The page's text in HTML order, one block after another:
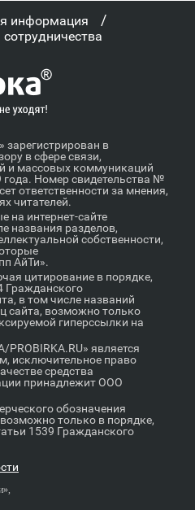
информация /
зарегистрирован в
в сфере связи,
и массовых коммуникаций
Номер свидетельства №
ответственности за мнения,
читателей.
на интернет-сайте
названия разделов,
собственности,
АйТи».
цитирование в порядке,
Гражданского
в том числе названий
сайта, возможно только
гиперссылки на
является
исключительное право
средства
принадлежит ООО
обозначения
только в порядке,
1539 Гражданского